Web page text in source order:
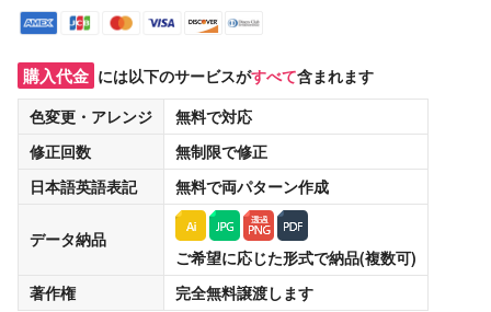
購入代金 には以下のサービスがすべて含まれます
色変更・アレンジ
無料で対応
修正回数
無制限で修正
日本語英語表記
無料で両パターン作成
データ納品
ご希望に応じた形式で納品(複数可)
著作権
完全無料譲渡します